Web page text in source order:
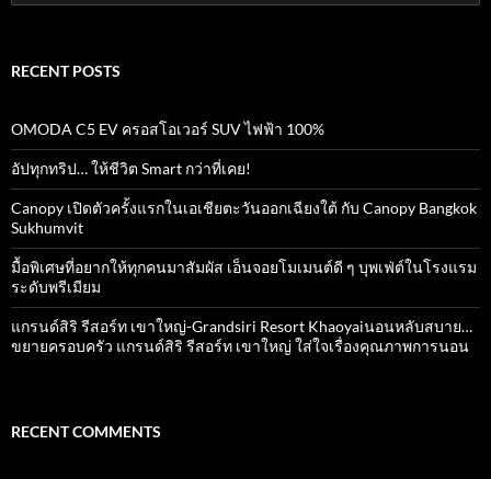
for:
RECENT POSTS
OMODA C5 EV ครอสโอเวอร์ SUV ไฟฟ้า 100%
อัปทุกทริป… ให้ชีวิต Smart กว่าที่เคย!
Canopy เปิดตัวครั้งแรกในเอเชียตะวันออกเฉียงใต้ กับ Canopy Bangkok
Sukhumvit
มื้อพิเศษที่อยากให้ทุกคนมาสัมผัส เอ็นจอยโมเมนต์ดี ๆ บุพเฟ่ต์ในโรงแรม
ระดับพรีเมียม
แกรนด์สิริ​ รีสอร์ท​ เขาใหญ่​-Grandsiri​ Resort​ Khaoyaiนอนหลับสบาย…
ขยายครอบครัว แกรนด์สิริ รีสอร์ท เขาใหญ่ ใส่ใจเรื่องคุณภาพการนอน
RECENT COMMENTS